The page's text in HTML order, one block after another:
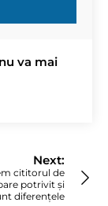
va mai
Next:
cititorul de
potrivit și
diferențele